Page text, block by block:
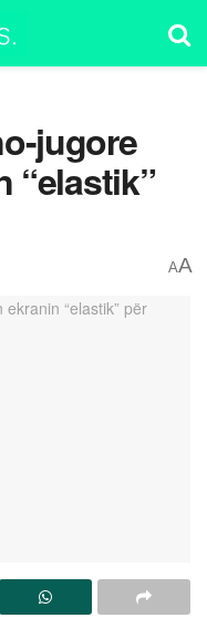
jugore
“elastik”
AA